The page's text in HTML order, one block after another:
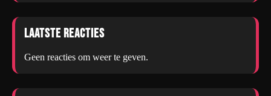
Laatste reacties
Geen reacties om weer te geven.